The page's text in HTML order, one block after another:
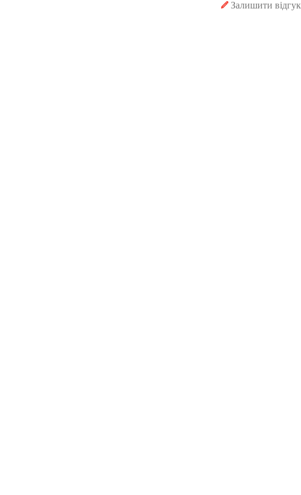
Залишити відгук